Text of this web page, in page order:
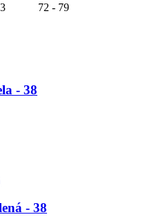
72 - 79
- 38
- 38